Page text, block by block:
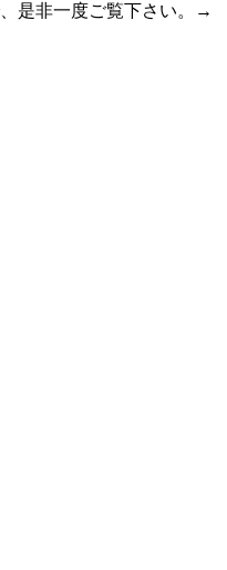
是非一度ご覧下さい。 →